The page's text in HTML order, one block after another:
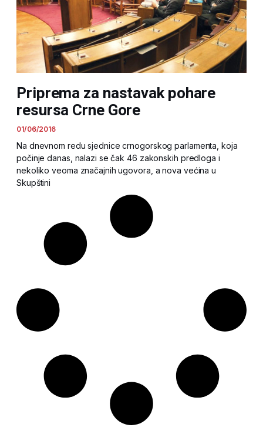
Priprema za nastavak pohare
resursa Crne Gore
01/06/2016
Na dnevnom redu sjednice crnogorskog parlamenta, koja
počinje danas, nalazi se čak 46 zakonskih predloga i
nekoliko veoma značajnih ugovora, a nova većina u
Skupštini